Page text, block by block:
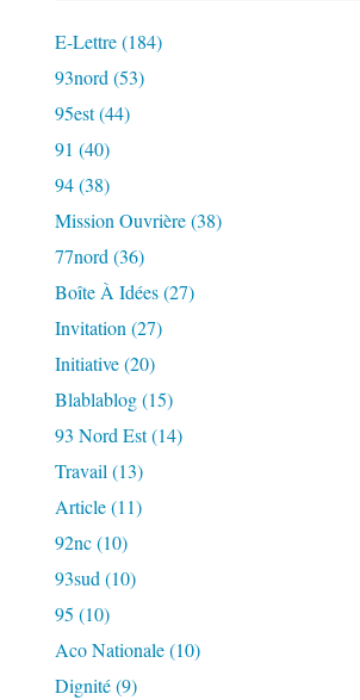
E-Lettre(184)
93nord (53)
95est(44)
91 (40)
94(38)
Mission Ouvrière(38)
77nord (36)
Boîte À Idées(27)
Invitation (27)
Initiative(20)
Blablablog(15)
93 Nord Est(14)
Travail (13)
Article(11)
92nc(10)
93sud (10)
95 (10)
Aco Nationale(10)
Dignité(9)